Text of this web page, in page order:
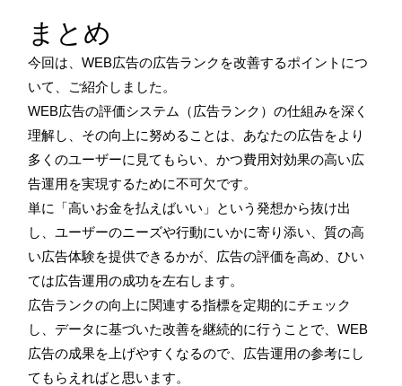
まとめ
今回は、WEB広告の広告ランクを改善するポイントにつ
いて、ご紹介しました。
WEB広告の評価システム（広告ランク）の仕組みを深く
理解し、その向上に努めることは、あなたの広告をより
多くのユーザーに見てもらい、かつ費用対効果の高い広
告運用を実現するために不可欠です。
単に「高いお金を払えばいい」という発想から抜け出
し、ユーザーのニーズや行動にいかに寄り添い、質の高
い広告体験を提供できるかが、広告の評価を高め、ひい
ては広告運用の成功を左右します。
広告ランクの向上に関連する指標を定期的にチェック
し、データに基づいた改善を継続的に行うことで、WEB
広告の成果を上げやすくなるので、広告運用の参考にし
てもらえればと思います。